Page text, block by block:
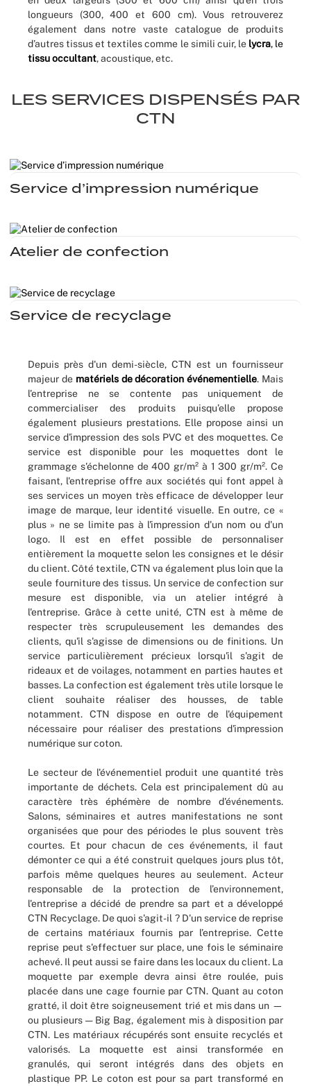
longueurs (300, 400 et 600 cm). Vous retrouverez
également dans notre vaste catalogue de produits
d’autres tissus et textiles comme le simili cuir, le lycra, le
tissu occultant, acoustique, etc.
LES SERVICES DISPENSÉS PAR
CTN
Service d’impression numérique
Atelier de confection
Service de recyclage
Depuis près d'un demi-siècle, CTN est un fournisseur
majeur de matériels de décoration événementielle. Mais
l'entreprise ne se contente pas uniquement de
commercialiser des produits puisqu’elle propose
également plusieurs prestations. Elle propose ainsi un
service d'impression des sols PVC et des moquettes. Ce
service est disponible pour les moquettes dont le
grammage s'échelonne de 400 gr/m² à 1 300 gr/m². Ce
faisant, l'entreprise offre aux sociétés qui font appel à
ses services un moyen très efficace de développer leur
image de marque, leur identité visuelle. En outre, ce «
plus » ne se limite pas à l'impression d'un nom ou d'un
logo. Il est en effet possible de personnaliser
entièrement la moquette selon les consignes et le désir
du client. Côté textile, CTN va également plus loin que la
seule fourniture des tissus. Un service de confection sur
mesure est disponible, via un atelier intégré à
l'entreprise. Grâce à cette unité, CTN est à même de
respecter très scrupuleusement les demandes des
clients, qu'il s'agisse de dimensions ou de finitions. Un
service particulièrement précieux lorsqu'il s'agit de
rideaux et de voilages, notamment en parties hautes et
basses. La confection est également très utile lorsque le
client souhaite réaliser des housses, de table
notamment. CTN dispose en outre de l'équipement
nécessaire pour réaliser des prestations d'impression
numérique sur coton.
Le secteur de l'événementiel produit une quantité très
importante de déchets. Cela est principalement dû au
caractère très éphémère de nombre d'événements.
Salons, séminaires et autres manifestations ne sont
organisées que pour des périodes le plus souvent très
courtes. Et pour chacun de ces événements, il faut
démonter ce qui a été construit quelques jours plus tôt,
parfois même quelques heures au seulement. Acteur
responsable de la protection de l’environnement,
l'entreprise a décidé de prendre sa part et a développé
CTN Recyclage. De quoi s'agit-il ? D'un service de reprise
de certains matériaux fournis par l’entreprise. Cette
reprise peut s'effectuer sur place, une fois le séminaire
achevé. Il peut aussi se faire dans les locaux du client. La
moquette par exemple devra ainsi être roulée, puis
placée dans une cage fournie par CTN. Quant au coton
gratté, il doit être soigneusement trié et mis dans un —
ou plusieurs — Big Bag, également mis à disposition par
CTN. Les matériaux récupérés sont ensuite recyclés et
valorisés. La moquette est ainsi transformée en
granulés, qui seront intégrés dans des objets en
plastique PP. Le coton est pour sa part transformé en